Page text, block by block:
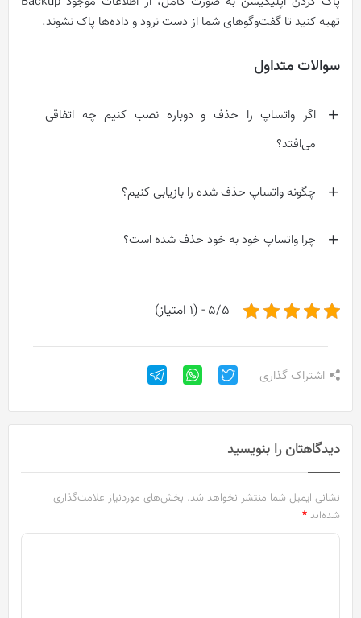
تهیه کنید تا گفت‌و‌گوهای شما از دست نرود و داده‌ها پاک نشوند.
سوالات متداول
اگر واتساپ را حذف و دوباره نصب کنیم چه اتفاقی
می‌‌افتد؟
چگونه واتساپ حذف شده را بازیابی کنیم؟
چرا واتساپ خود به خود حذف شده است؟
5/5 - (1 امتیاز)
اشتراک گذاری
دیدگاهتان را بنویسید
نشانی ایمیل شما منتشر نخواهد شد. بخش‌های موردنیاز علامت‌گذاری
شده‌اند *